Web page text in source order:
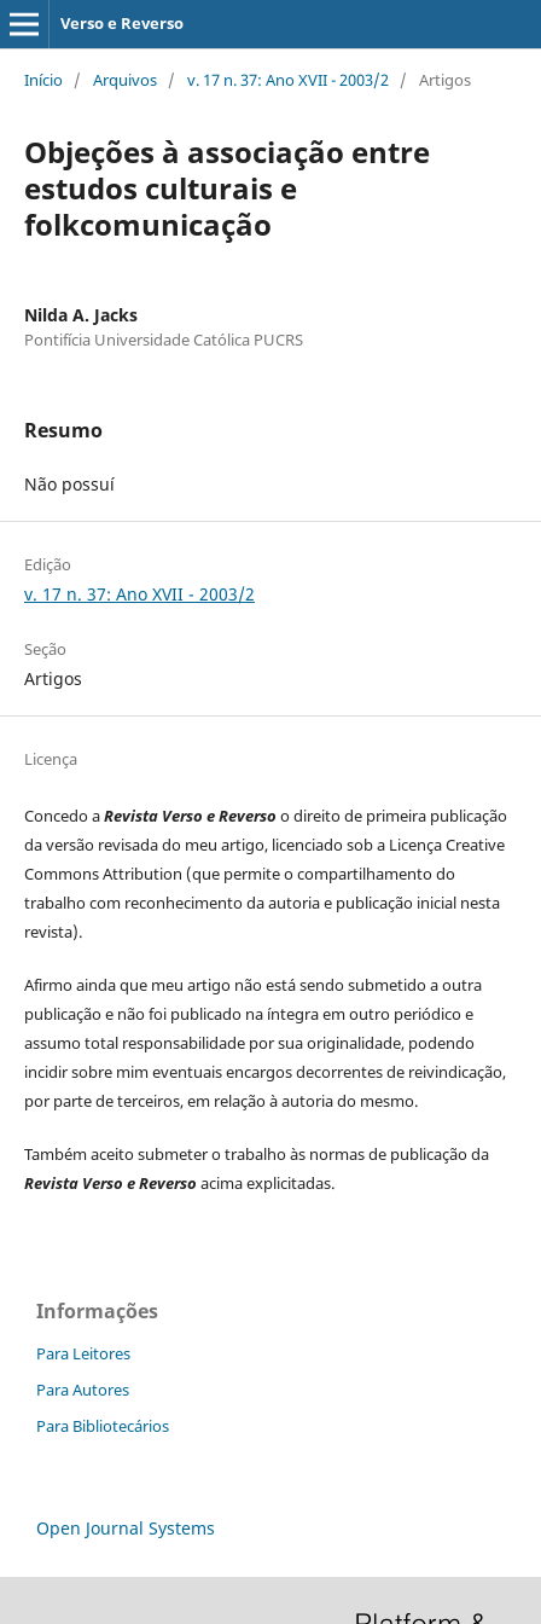
Verso e Reverso
Início / Arquivos / v. 17 n. 37: Ano XVII - 2003/2 / Artigos
Objeções à associação entre
estudos culturais e
folkcomunicação
Nilda A. Jacks
Pontifícia Universidade Católica PUCRS
Resumo
Não possuí
Edição
v. 17 n. 37: Ano XVII - 2003/2
Seção
Artigos
Licença
Concedo aRevista Verso e Reverso o direito de primeira publicação
da versão revisada do meu artigo, licenciado sob a Licença Creative
Commons Attribution (que permite o compartilhamento do
trabalho com reconhecimento da autoria e publicação inicial nesta
revista).
Afirmo ainda que meu artigo não está sendo submetido a outra
publicação e não foi publicado na íntegra em outro periódico e
assumo total responsabilidade por sua originalidade, podendo
incidir sobre mim eventuais encargos decorrentes de reivindicação,
por parte de terceiros, em relação à autoria do mesmo.
Também aceito submeter o trabalho às normas de publicação da
Revista Verso e Reverso acima explicitadas.
Informações
Para Leitores
Para Autores
Para Bibliotecários
Open Journal Systems